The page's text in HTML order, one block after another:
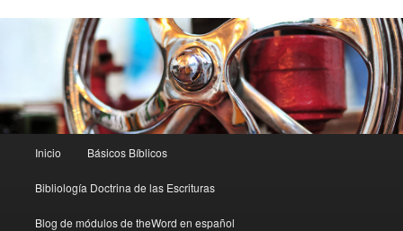
principal
Inicio Básicos Bíblicos
Bibliología Doctrina de las Escrituras
Blog de módulos de theWord en español